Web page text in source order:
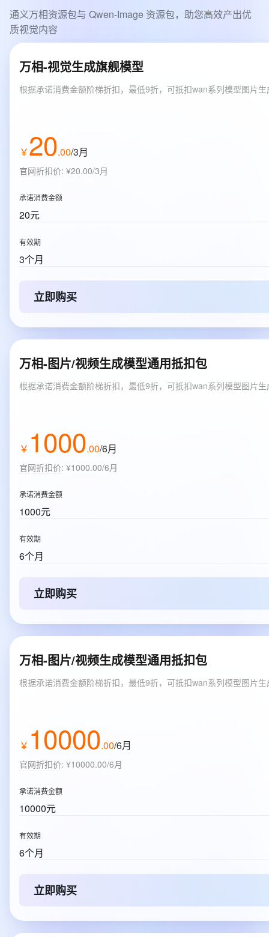
通义万相资源包与 Qwen-Image 资源包，助您高效产出优
质视觉内容
万相-视觉生成旗舰模型
根据承诺消费金额阶梯折扣，最低9折，可抵扣wan系列模型图片
￥20.00/3月
官网折扣价: ¥20.00/3月
承诺消费金额
20元
有效期
3个月
立即购买
万相-图片/视频生成模型通用抵扣包
根据承诺消费金额阶梯折扣，最低9折，可抵扣wan系列模型图片
￥ 1000.00/6月
官网折扣价: ¥1000.00/6月
承诺消费金额
1000元
有效期
6个月
立即购买
万相-图片/视频生成模型通用抵扣包
根据承诺消费金额阶梯折扣，最低9折，可抵扣wan系列模型图片
￥ 10000.00/6月
官网折扣价: ¥10000.00/6月
承诺消费金额
10000元
有效期
6个月
立即购买